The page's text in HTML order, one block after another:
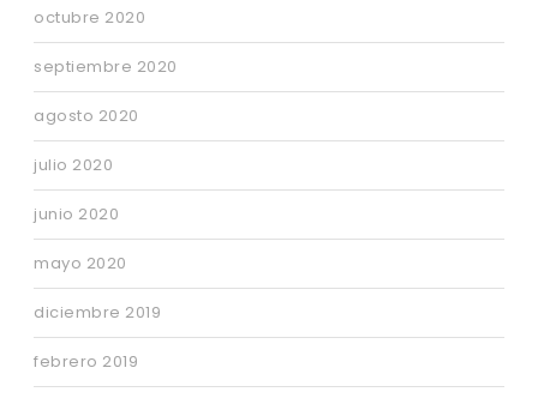
octubre 2020
septiembre 2020
agosto 2020
julio 2020
junio 2020
mayo 2020
diciembre 2019
febrero 2019